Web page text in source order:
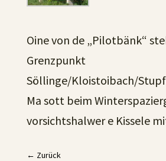
Oine von de „Pilotbänk“
Grenzpunkt
Söllinge/Kloistoibach/
Ma sott beim
vorsichtshalwer e Kissele
← Zurück